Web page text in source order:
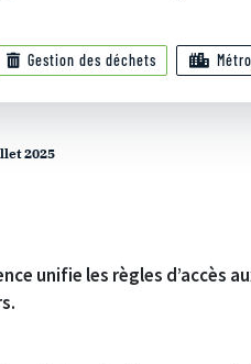
Gestion des déchets
2025
unifie les règles d’accès